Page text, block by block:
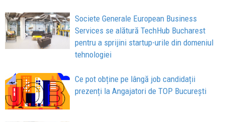
Societe Generale European Business
Services se alătură TechHub Bucharest
pentru a sprijini startup-urile din domeniul
tehnologiei
Ce pot obține pe lângă job candidații
prezenți la Angajatori de TOP București